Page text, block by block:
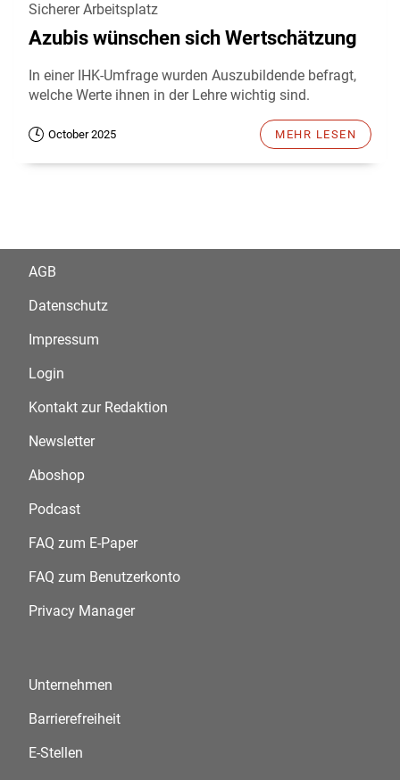
Sicherer Arbeitsplatz
Azubis wünschen sich Wertschätzung
In einer IHK-Umfrage wurden Auszubildende befragt,
welche Werte ihnen in der Lehre wichtig sind.
October 2025 MEHR LESEN
AGB
Datenschutz
Impressum
Login
Kontakt zur Redaktion
Newsletter
Aboshop
Podcast
FAQ zum E-Paper
FAQ zum Benutzerkonto
Privacy Manager
Unternehmen
Barrierefreiheit
E-Stellen